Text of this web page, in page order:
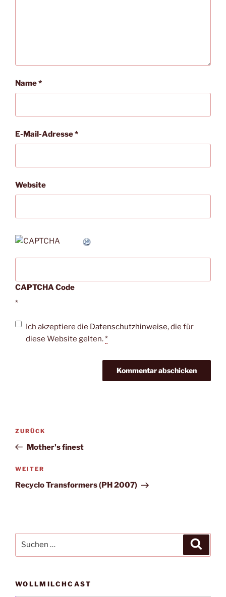
Name*
E-Mail-Adresse*
Website
CAPTCHA Code
*
Ich akzeptiere die Datenschutzhinweise, die für
diese Website gelten.*
Beitragsnavigation
Vorheriger
Beitrag
ZURÜCK
Mother's finest
Nächster
Beitrag
WEITER
Recyclo Transformers (PH 2007)
nach:
WOLLMILCHCAST